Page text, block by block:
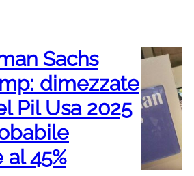
Sachs
dimezzate
Pil Usa 2025
45%